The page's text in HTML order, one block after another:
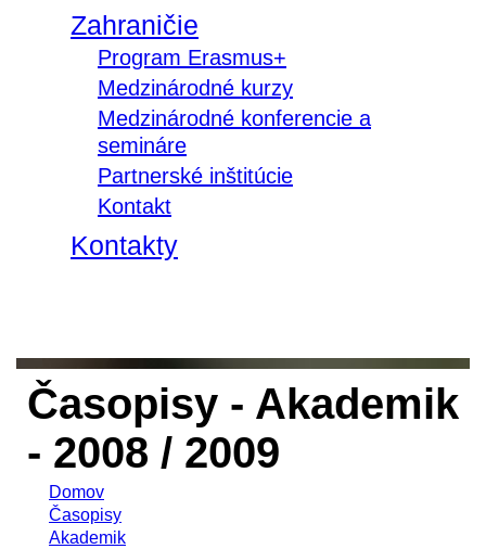
Zahraničie
Program Erasmus+
Medzinárodné kurzy
Medzinárodné konferencie a
semináre
Partnerské inštitúcie
Kontakt
Kontakty
Časopisy - Akademik
- 2008 / 2009
Domov
Časopisy
Akademik